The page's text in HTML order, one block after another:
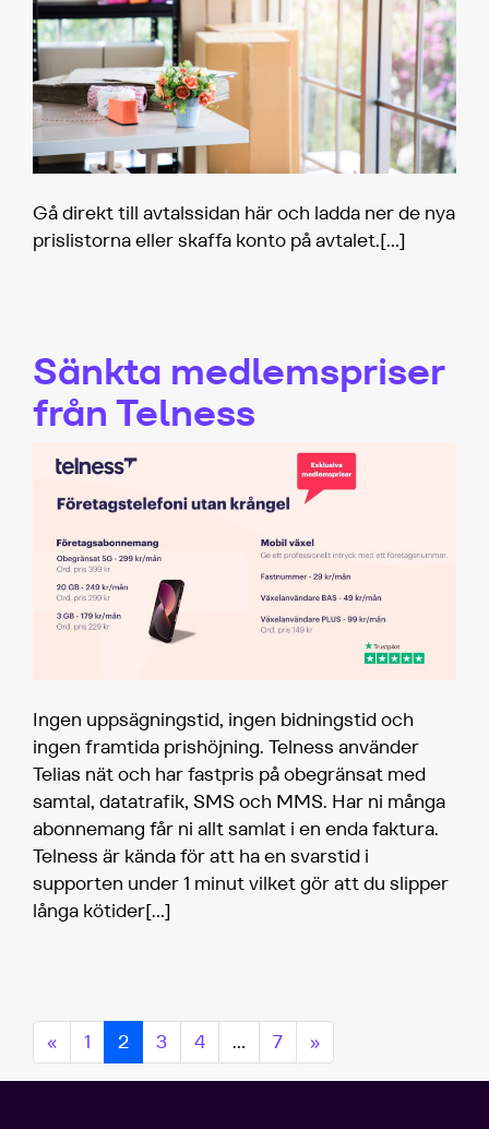
Gå direkt till avtalssidan här och ladda ner de nya
prislistorna eller skaffa konto på avtalet.[…]
Sänkta medlemspriser
från Telness
Ingen uppsägningstid, ingen bidningstid och
ingen framtida prishöjning. Telness använder
Telias nät och har fastpris på obegränsat med
samtal, datatrafik, SMS och MMS. Har ni många
abonnemang får ni allt samlat i en enda faktura.
Telness är kända för att ha en svarstid i
supporten under 1 minut vilket gör att du slipper
långa kötider[…]
« 1 2 3 4 … 7 »